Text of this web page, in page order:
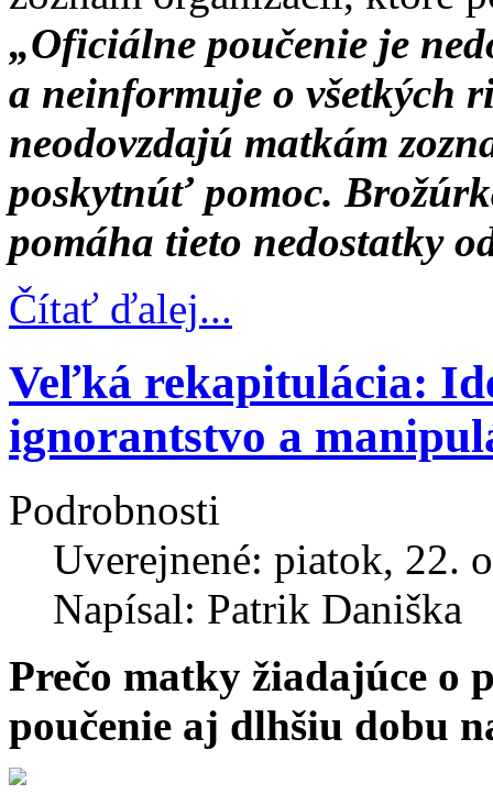
„Oficiálne poučenie je
a neinformuje o všetkých
neodovzdajú matkám
poskytnúť pomoc.
pomáha tieto nedostatky
Čítať ďalej...
Veľká rekapitulácia:
ignorantstvo a
Podrobnosti
Uverejnené: piatok, 22.
Napísal: Patrik Daniška
Prečo matky žiadajúce
poučenie aj dlhšiu dobu